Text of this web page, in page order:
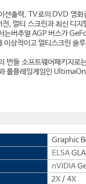
션출력, TV로의 DVD 영
, 멀티 스크린과 최신 디
는버추얼 AGP 버스가
이상적이고 멀티스크린 솔
번들 소프트웨어패키지
롤플레잉게임인
Graphic
ELSA
nVIDIA
2X / 4X